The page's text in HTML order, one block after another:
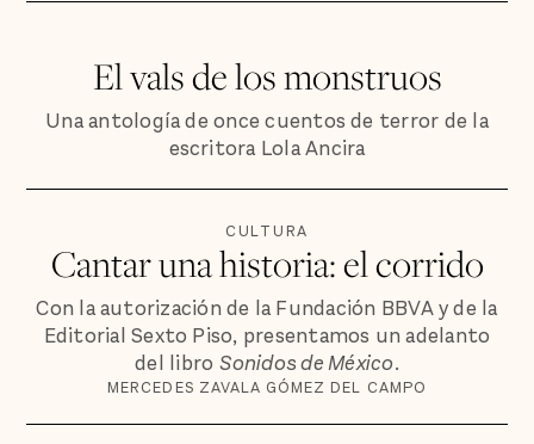
El vals de los monstruos
Una antología de once cuentos de terror de la
escritora Lola Ancira
CULTURA
Cantar una historia: el corrido
Con la autorización de la Fundación BBVA y de la
Editorial Sexto Piso, presentamos un adelanto
del libro Sonidos de México.
MERCEDES ZAVALA GÓMEZ DEL CAMPO